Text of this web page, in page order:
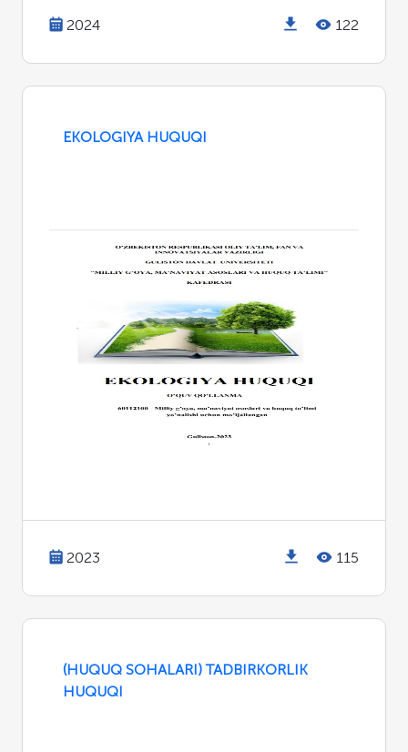
2024 122
EKOLOGIYA HUQUQI
2023 115
(HUQUQ SOHALARI) TADBIRKORLIK
HUQUQI